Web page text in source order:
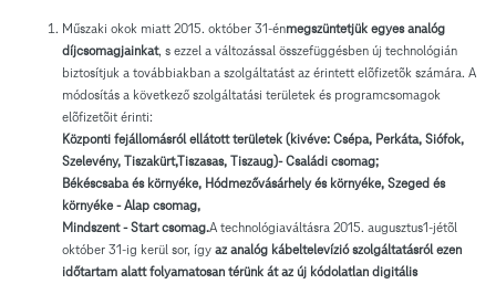
Műszaki okok miatt 2015. október 31-énmegszüntetjük egyes analóg
díjcsomagjainkat, s ezzel a változással összefüggésben új technológián
biztosítjuk a továbbiakban a szolgáltatást az érintett elõfizetõk számára. A
módosítás a következő szolgáltatási területek és programcsomagok
elõfizetõit érinti:
Központi fejállomásról ellátott területek (kivéve: Csépa, Perkáta, Siófok,
Szelevény, Tiszakürt,Tiszasas, Tiszaug)- Családi csomag;
Békéscsaba és környéke, Hódmezővásárhely és környéke, Szeged és
környéke - Alap csomag,
Mindszent - Start csomag.A technológiaváltásra 2015. augusztus1-jétõl
október 31-ig kerül sor, így az analóg kábeltelevízió szolgáltatásról ezen
időtartam alatt folyamatosan térünk át az új kódolatlan digitális